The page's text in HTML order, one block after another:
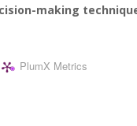
making
PlumX Metrics